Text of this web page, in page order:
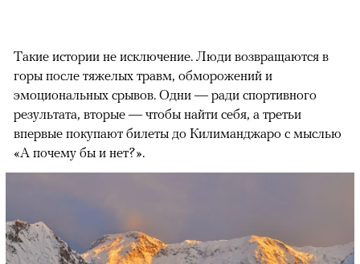
Такие истории не исключение. Люди возвращаются в
горы после тяжелых травм, обморожений и
эмоциональных срывов. Одни — ради спортивного
результата, вторые — чтобы найти себя, а третьи
впервые покупают билеты до Килиманджаро с мыслью
«А почему бы и нет?».